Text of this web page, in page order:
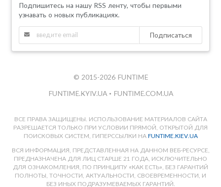
Подпишитесь на нашу RSS ленту, чтобы первыми
узнавать о новых публикациях.
Подписаться
© 2015-2026 FUNTIME
FUNTIME.KYIV.UA • FUNTIME.COM.UA
ВСЕ ПРАВА ЗАЩИЩЕНЫ. ИСПОЛЬЗОВАНИЕ МАТЕРИАЛОВ САЙТА
РАЗРЕШАЕТСЯ ТОЛЬКО ПРИ УСЛОВИИ ПРЯМОЙ, ОТКРЫТОЙ ДЛЯ
ПОИСКОВЫХ СИСТЕМ, ГИПЕРССЫЛКИ НА FUNTIME.KIEV.UA
ВСЯ ИНФОРМАЦИЯ, ПРЕДСТАВЛЕННАЯ НА ДАННОМ ВЕБ-РЕСУРСЕ,
ПРЕДНАЗНАЧЕНА ДЛЯ ЛИЦ СТАРШЕ 21 ГОДА, ИСКЛЮЧИТЕЛЬНО
ДЛЯ ОЗНАКОМЛЕНИЯ, ПО ПРИНЦИПУ «КАК ЕСТЬ», БЕЗ ГАРАНТИЙ
ПОЛНОТЫ, ТОЧНОСТИ, АКТУАЛЬНОСТИ, СВОЕВРЕМЕННОСТИ, И
БЕЗ ИНЫХ ПОДРАЗУМЕВАЕМЫХ ГАРАНТИЙ.